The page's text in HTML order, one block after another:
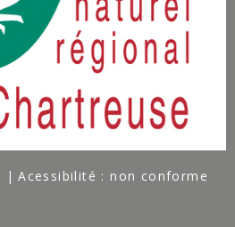
Acessibilité : non conforme